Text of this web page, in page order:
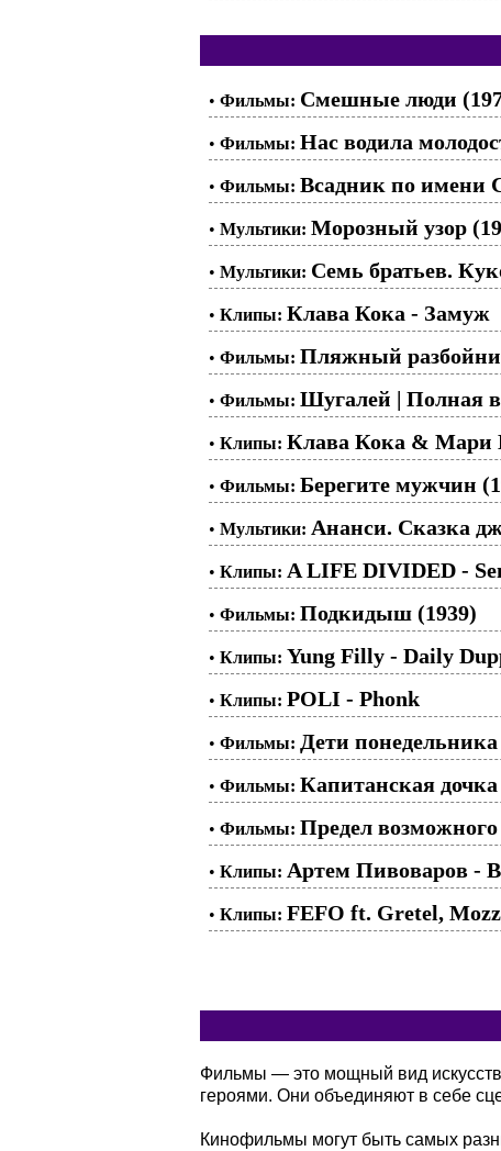
• Фильмы: Смешные люди
• Фильмы: Нас водила
• Фильмы: Всадник по имени
• Мультики: Морозный узор
• Мультики: Семь братьев.
• Клипы: Клава Кока - Замуж
• Фильмы: Пляжный
• Фильмы: Шугалей | Полная
• Клипы: Клава Кока & Мари
• Фильмы: Берегите мужчин
• Мультики: Ананси. Сказка
• Клипы: A LIFE DIVIDED -
• Фильмы: Подкидыш (1939)
• Клипы: Yung Filly - Daily
• Клипы: POLI - Phonk
• Фильмы: Дети понедельника
• Фильмы: Капитанская дочка
• Фильмы: Предел возможного
• Клипы: Артем Пивоваров -
• Клипы: FEFO ft. Gretel,
Фильмы — это мощный вид
героями. Они объединяют в себе
Кинофильмы могут быть самых